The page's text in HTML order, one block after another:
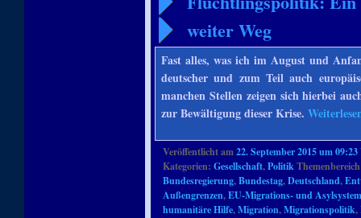
weiter Weg
Fast alles, was ich im August und
deutscher und zum Teil auch
manchen Stellen zeigen sich hierbei
zur Bewältigung dieser Krise.
Veröffentlicht am22. September 2015 um
Kategorien:Gesellschaft,Politik
Bundesregierung,Bundestag,Deutschland,
Außengrenzen,EU-Migrations- und
humanitäre Hilfe,Migration,Migrationspolitik,